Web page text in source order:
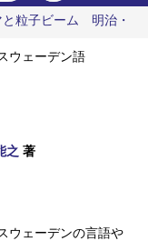
粒子ビーム
明治・
外国人介護士と働く
ウェーデン語
之 著
ウェーデンの言語や